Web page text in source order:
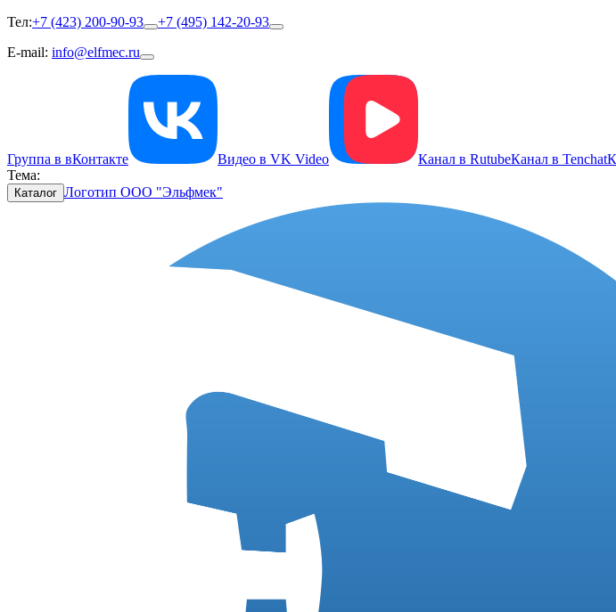
Тел:+7 (423) 200-90-93
+7 (495) 142-20-93
E-mail: info@elfmec.ru
Группа в вКонтакте Видео в VK Video Канал в RutubeКанал в Tenchat
Тема:
Каталог Логотип ООО "Эльфмек"